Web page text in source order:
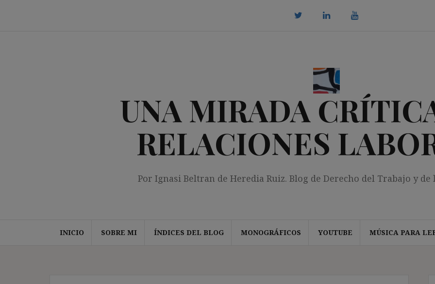
UNA MIRADA
RELACIONES
Por Ignasi Beltran de Heredia Ruiz. Blog de Derecho del Trabajo y de
INICIO SOBRE MI ÍNDICES DEL BLOG MONOGRÁFICOS YOUTUBE MÚSICA PARA